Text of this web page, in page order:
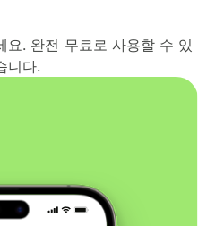
요. 완전 무료로 사용할 수 있
니다.